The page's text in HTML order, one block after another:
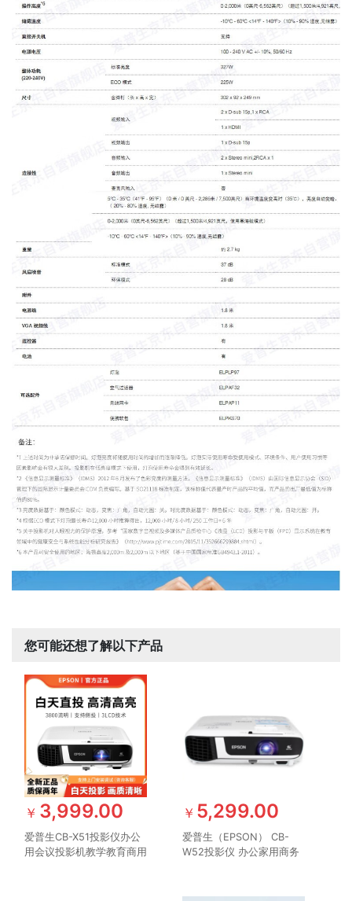
您可能还想了解以下产品
￥ 3,999.00
爱普生CB-X51投影仪办公
用会议投影机教学教育商用
￥ 5,299.00
爱普生（EPSON） CB-
W52投影仪 办公家用商务